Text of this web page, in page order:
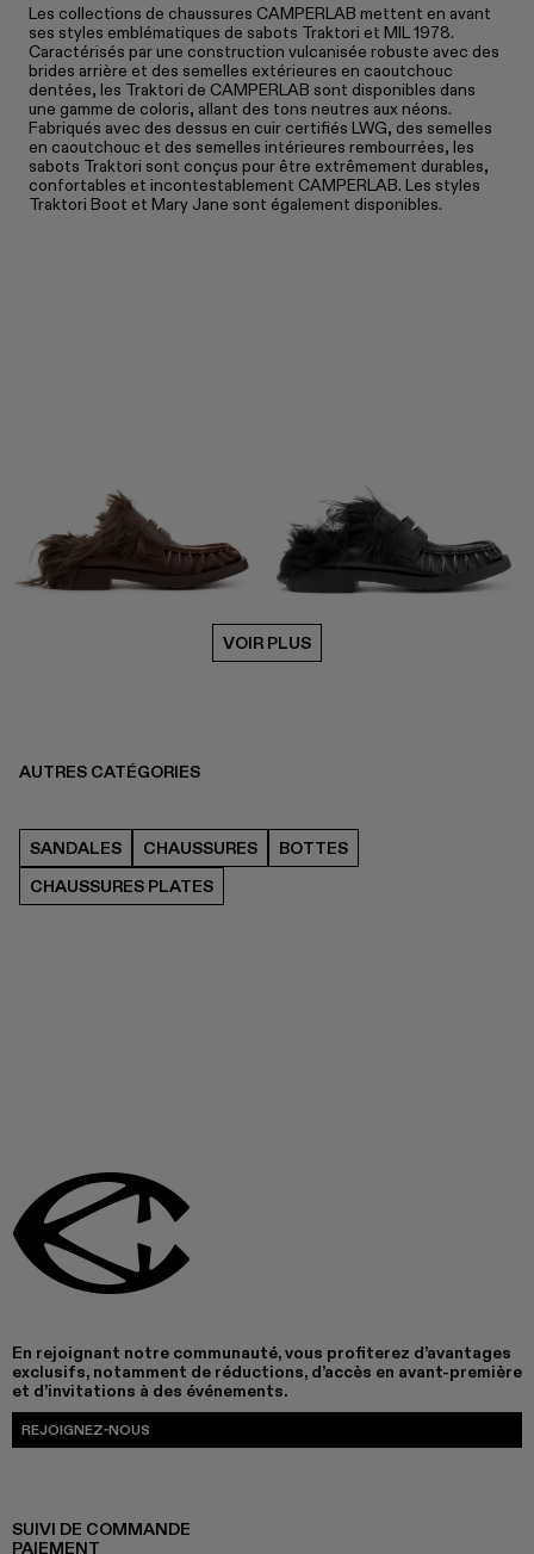
Les collections de chaussures CAMPERLAB mettent en avant
ses styles emblématiques de sabots Traktori et MIL 1978.
Caractérisés par une construction vulcanisée robuste avec des
brides arrière et des semelles extérieures en caoutchouc
dentées, les Traktori de CAMPERLAB sont disponibles dans
une gamme de coloris, allant des tons neutres aux néons.
Fabriqués avec des dessus en cuir certifiés LWG, des semelles
en caoutchouc et des semelles intérieures rembourrées, les
sabots Traktori sont conçus pour être extrêmement durables,
confortables et incontestablement CAMPERLAB. Les styles
Traktori Boot et Mary Jane sont également disponibles.
VOIR PLUS
AUTRES CATÉGORIES
SANDALES CHAUSSURES
BOTTES
CHAUSSURES PLATES
En rejoignant notre communauté, vous profiterez d’avantages
exclusifs, notamment de réductions, d’accès en avant-première
et d’invitations à des événements.
REJOIGNEZ-NOUS
SUIVI DE COMMANDE
PAIEMENT